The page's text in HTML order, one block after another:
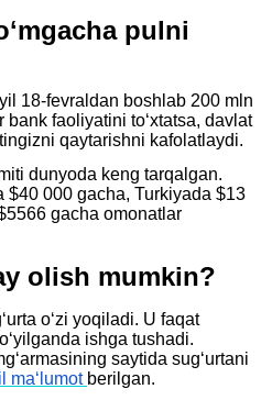
pulni
18-fevraldan boshlab 200 mln
bank faoliyatini toʻxtatsa, davlat
qaytarishni kafolatlaydi.
dunyoda keng tarqalgan.
$40 000 gacha, Turkiyada $13
gacha omonatlar
olish mumkin?
oʻzi yoqiladi. U faqat
ishga tushadi.
saytida sugʻurtani
maʻlumot berilgan.